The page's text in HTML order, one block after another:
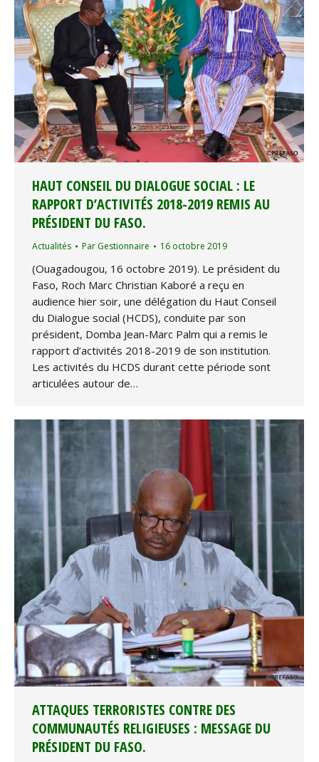
HAUT CONSEIL DU DIALOGUE SOCIAL : LE
RAPPORT D’ACTIVITÉS 2018-2019 REMIS AU
PRÉSIDENT DU FASO.
Actualités Par Gestionnaire 16 octobre 2019
(Ouagadougou, 16 octobre 2019). Le président du
Faso, Roch Marc Christian Kaboré a reçu en
audience hier soir, une délégation du Haut Conseil
du Dialogue social (HCDS), conduite par son
président, Domba Jean-Marc Palm qui a remis le
rapport d’activités 2018-2019 de son institution.
Les activités du HCDS durant cette période sont
articulées autour de…
ATTAQUES TERRORISTES CONTRE DES
COMMUNAUTÉS RELIGIEUSES : MESSAGE DU
PRÉSIDENT DU FASO.